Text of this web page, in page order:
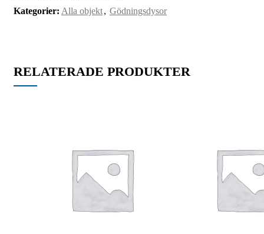
Kategorier: Alla objekt, Gödningsdysor
RELATERADE PRODUKTER